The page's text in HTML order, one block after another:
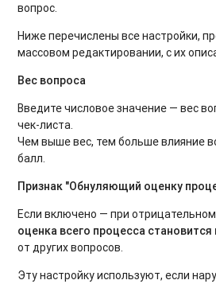
вопрос.
Ниже перечислены все настройки,
массовом редактировании, с их
Вес вопроса
Введите числовое значение — вес
чек-листа.
Чем выше вес, тем больше влияние
балл.
Признак "Обнуляющий оценку
Если включено — при
оценка всего процесса становится
от других вопросов.
Эту настройку используют, если